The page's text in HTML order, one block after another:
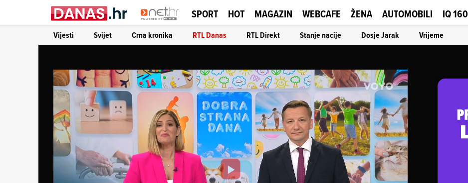
SPORT HOT MAGAZIN WEBCAFE ŽENA AUTOMOBILI IQ 160
Vijesti Svijet Crna kronika RTL Danas RTL Direkt Stanje nacije Dosje Jarak Vrijeme